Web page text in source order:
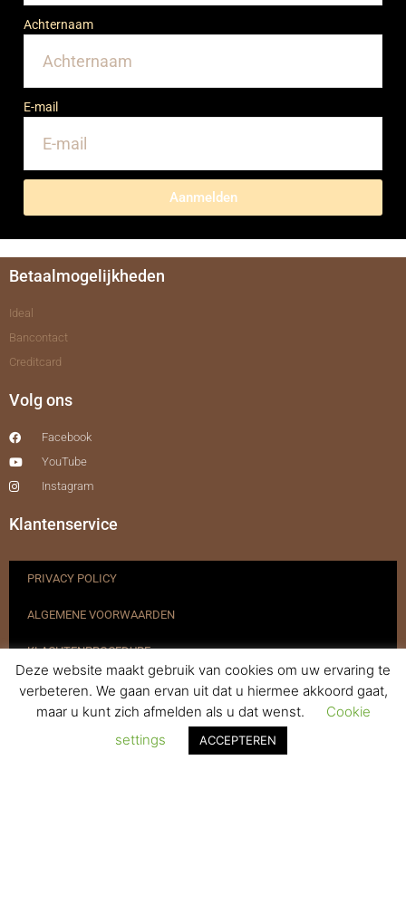
Achternaam
E-mail
Aanmelden
Betaalmogelijkheden
Ideal
Bancontact
Creditcard
Volg ons
Facebook
YouTube
Instagram
Klantenservice
PRIVACY POLICY
ALGEMENE VOORWAARDEN
KLACHTENPROCEDURE
VERZENDEN & RETOURNEREN
Deze website maakt gebruik van cookies om uw ervaring te
verbeteren. We gaan ervan uit dat u hiermee akkoord gaat,
maar u kunt zich afmelden als u dat wenst.
Cookie
settings
ACCEPTEREN